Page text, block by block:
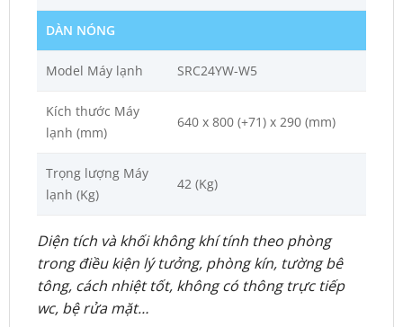
DÀN NÓNG
Model Máy lạnh SRC24YW-W5
Kích thước Máy
lạnh (mm)
640 x 800 (+71) x 290 (mm)
Trọng lượng Máy
lạnh (Kg)
42 (Kg)
Diện tích và khối không khí tính theo phòng
trong điều kiện lý tưởng, phòng kín, tường bê
tông, cách nhiệt tốt, không có thông trực tiếp
wc, bệ rửa mặt…